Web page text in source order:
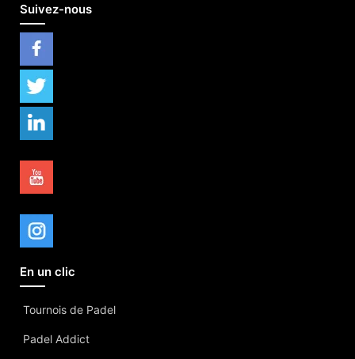
Suivez-nous
En un clic
Tournois de Padel
Padel Addict